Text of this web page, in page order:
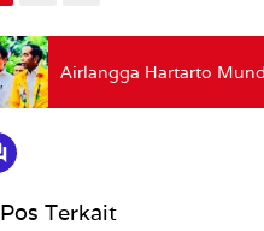
Airlangga Hartarto
Pos Terkait